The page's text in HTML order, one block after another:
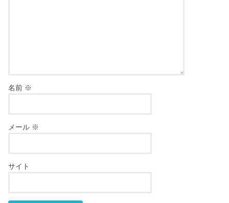
名前 ※
メール ※
サイト